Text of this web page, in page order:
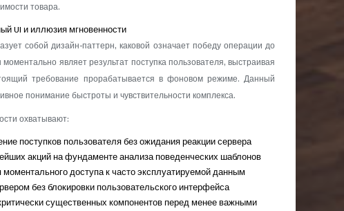
товара.
UI и иллюзия мгновенности
собой дизайн-паттерн, каковой означает победу операции до
являет результат поступка пользователя, выстраивая
требование прорабатывается в фоновом режиме. Данный
понимание быстроты и чувствительности комплекса.
охватывают:
поступков пользователя без ожидания реакции сервера
акций на фундаменте анализа поведенческих шаблонов
доступа к часто эксплуатируемой данным
без блокировки пользовательского интерфейса
существенных компонентов перед менее важными